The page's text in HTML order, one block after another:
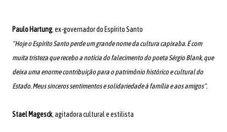
Paulo Hartung, ex-governador do Espírito Santo
"Hoje o Espírito Santo perde um grande nome da cultura capixaba. É com
muita tristeza que recebo a notícia do falecimento do poeta Sérgio Blank, que
deixa uma enorme contribuição para o patrimônio histórico e cultural do
Estado. Meus sinceros sentimentos e solidariedade à família e aos amigos".
Stael Magesck, agitadora cultural e estilista